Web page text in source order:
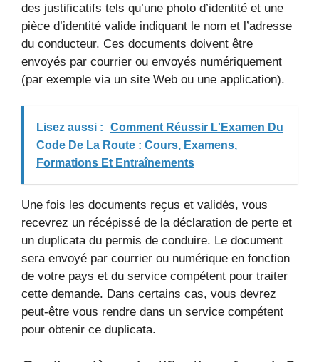
des justificatifs tels qu’une photo d’identité et une
pièce d’identité valide indiquant le nom et l’adresse
du conducteur. Ces documents doivent être
envoyés par courrier ou envoyés numériquement
(par exemple via un site Web ou une application).
Lisez aussi :
Comment Réussir L'Examen Du
Code De La Route : Cours, Examens,
Formations Et Entraînements
Une fois les documents reçus et validés, vous
recevrez un récépissé de la déclaration de perte et
un duplicata du permis de conduire. Le document
sera envoyé par courrier ou numérique en fonction
de votre pays et du service compétent pour traiter
cette demande. Dans certains cas, vous devrez
peut-être vous rendre dans un service compétent
pour obtenir ce duplicata.